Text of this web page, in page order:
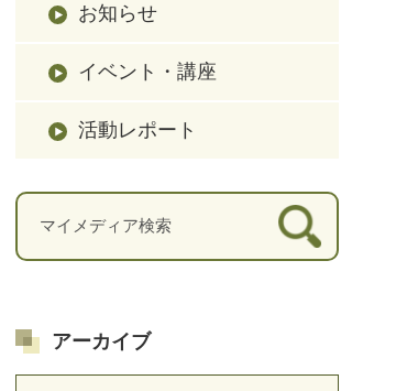
お知らせ
イベント・講座
活動レポート
アーカイブ